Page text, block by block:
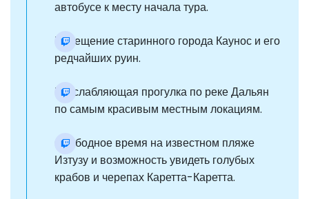
автобусе к месту начала тура.
Посещение старинного города Каунос и его
редчайших руин.
Расслабляющая прогулка по реке Дальян
по самым красивым местным локациям.
Свободное время на известном пляже
Изтузу и возможность увидеть голубых
крабов и черепах Каретта-Каретта.